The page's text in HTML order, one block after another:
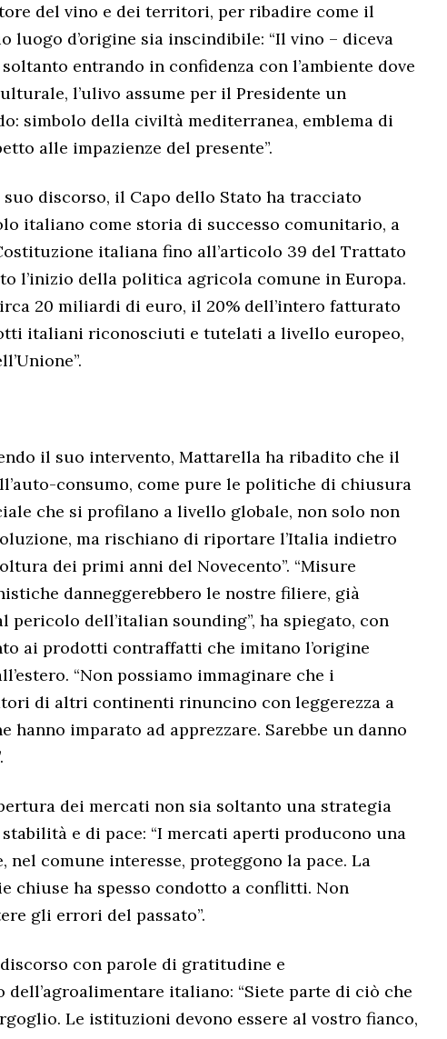
del vino e dei territori, per ribadire come il
luogo d’origine sia inscindibile: “Il vino – diceva
entrando in confidenza con l’ambiente dove
l’ulivo assume per il Presidente un
simbolo della civiltà mediterranea, emblema di
alle impazienze del presente”.
discorso, il Capo dello Stato ha tracciato
italiano come storia di successo comunitario, a
italiana fino all’articolo 39 del Trattato
l’inizio della politica agricola comune in Europa.
20 miliardi di euro, il 20% dell’intero fatturato
italiani riconosciuti e tutelati a livello europeo,
il suo intervento, Mattarella ha ribadito che il
consumo, come pure le politiche di chiusura
che si profilano a livello globale, non solo non
ma rischiano di riportare l’Italia indietro
dei primi anni del Novecento”. “Misure
danneggerebbero le nostre filiere, già
pericolo dell’italian sounding”, ha spiegato, con
ai prodotti contraffatti che imitano l’origine
“Non possiamo immaginare che i
di altri continenti rinuncino con leggerezza a
hanno imparato ad apprezzare. Sarebbe un danno
dei mercati non sia soltanto una strategia
e di pace: “I mercati aperti producono una
comune interesse, proteggono la pace. La
chiuse ha spesso condotto a conflitti. Non
gli errori del passato”.
con parole di gratitudine e
italiano: “Siete parte di ciò che
Le istituzioni devono essere al vostro fianco,